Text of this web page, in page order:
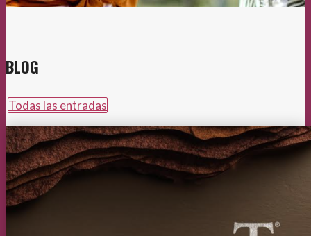
BLOG
Todas las entradas